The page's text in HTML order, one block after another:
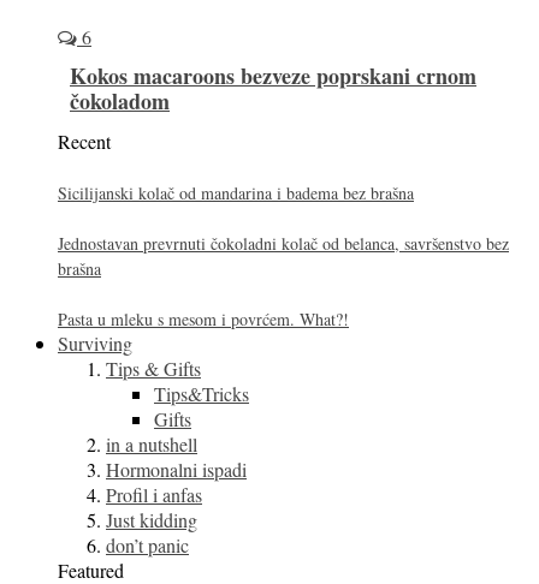
6
Kokos macaroons bezveze poprskani crnom
čokoladom
Recent
Sicilijanski kolač od mandarina i badema bez brašna
Jednostavan prevrnuti čokoladni kolač od belanca, savršenstvo bez
brašna
Pasta u mleku s mesom i povrćem. What?!
Surviving
Tips & Gifts
Tips&Tricks
Gifts
in a nutshell
Hormonalni ispadi
Profil i anfas
Just kidding
don’t panic
Featured